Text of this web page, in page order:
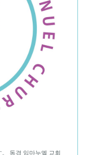
동경 임마누엘 교회